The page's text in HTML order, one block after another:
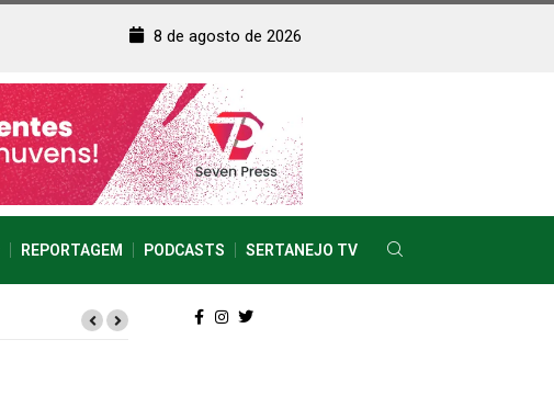
8 de agosto de 2026
REPORTAGEM PODCASTS SERTANEJO TV